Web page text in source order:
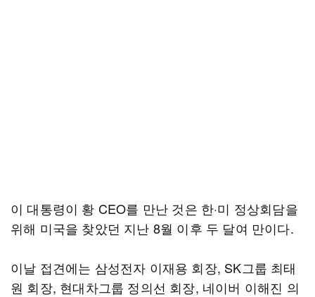
이 대통령이 황 CEO를 만난 것은 한·미 정상회담을
위해 미국을 찾았던 지난 8월 이후 두 달여 만이다.
이날 접견에는 삼성전자 이재용 회장, SK그룹 최태
원 회장, 현대차그룹 정의선 회장, 네이버 이해진 의